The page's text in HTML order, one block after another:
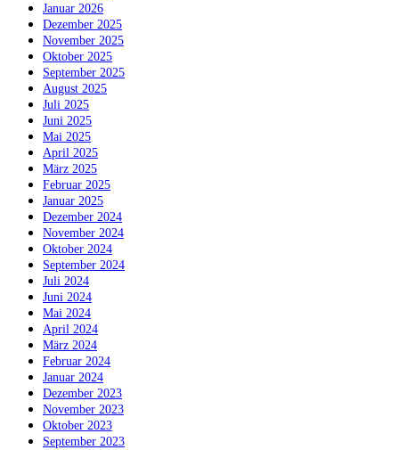
Januar 2026
Dezember 2025
November 2025
Oktober 2025
September 2025
August 2025
Juli 2025
Juni 2025
Mai 2025
April 2025
März 2025
Februar 2025
Januar 2025
Dezember 2024
November 2024
Oktober 2024
September 2024
Juli 2024
Juni 2024
Mai 2024
April 2024
März 2024
Februar 2024
Januar 2024
Dezember 2023
November 2023
Oktober 2023
September 2023